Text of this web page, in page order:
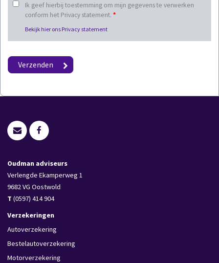
Ik geef hierbij toestemming om mijn gegevens te verwerken
conform het Privacy statement. *
Bekijk hier ons Privacy statement
Oudman adviseurs
Verlengde Ekamperweg 1
9682 VG Oostwold
T (0597) 414 904
Verzekeringen
Autoverzekering
Bestelautoverzekering
Motorverzekering